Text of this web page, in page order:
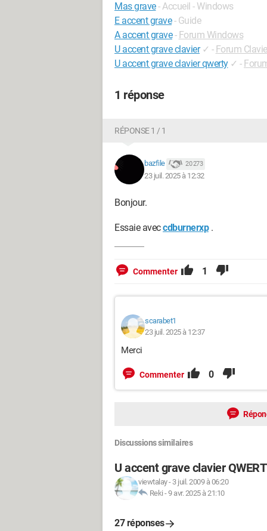
Mas grave- Accueil - Windows
E accent grave - Guide
A accent grave - Forum Windows
U accent grave clavier ✓ - Forum
U accent grave clavier qwerty ✓ -
1 réponse
RÉPONSE 1 / 1
bazfile 20 273
23 juil. 2025 à 12:32
Bonjour.
Essaie aveccdburnerxp.
Commenter 1
scarabet1
23 juil. 2025 à 12:37
Merci
Commenter 0
Discussions similaires
U accent grave clavier
viewtalay- 3 juil. 2009 à 06:20
Reki -9 avr. 2025 à 21:10
27 réponses